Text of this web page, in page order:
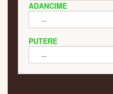
ADANCIME
PUTERE